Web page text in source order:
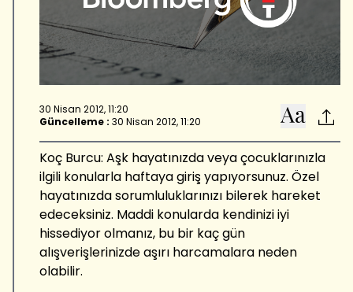
30 Nisan 2012, 11:20
Güncelleme : 30 Nisan 2012, 11:20
Koç Burcu: Aşk hayatınızda veya çocuklarınızla
ilgili konularla haftaya giriş yapıyorsunuz. Özel
hayatınızda sorumluluklarınızı bilerek hareket
edeceksiniz. Maddi konularda kendinizi iyi
hissediyor olmanız, bu bir kaç gün
alışverişlerinizde aşırı harcamalara neden
olabilir.